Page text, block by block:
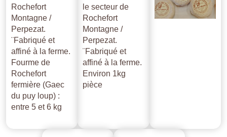
Rochefort
Montagne /
Perpezat.
¨Fabriqué et
affiné à la ferme.
Fourme de
Rochefort
fermière (Gaec
du puy loup) :
entre 5 et 6 kg
le secteur de
Rochefort
Montagne /
Perpezat.
¨Fabriqué et
affiné à la ferme.
Environ 1kg
pièce